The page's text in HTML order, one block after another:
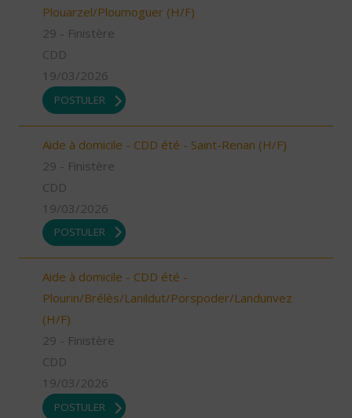
Plouarzel/Ploumoguer (H/F)
29 - Finistère
CDD
19/03/2026
POSTULER
Aide à domicile - CDD été - Saint-Renan (H/F)
29 - Finistère
CDD
19/03/2026
POSTULER
Aide à domicile - CDD été -
Plourin/Brélès/Lanildut/Porspoder/Landunvez
(H/F)
29 - Finistère
CDD
19/03/2026
POSTULER